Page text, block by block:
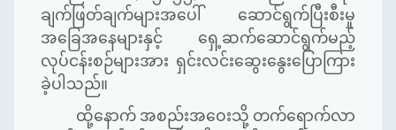
ချက်ဖြတ်ချက်များအပေါ် ဆောင်ရွက်ပြီးစီးမှု
အခြေအနေများနှင့် ရှေ့ဆက်ဆောင်ရွက်မည့်
လုပ်ငန်းစဉ်များအား ရှင်းလင်းဆွေးနွေးပြောကြား
ခဲ့ပါသည်။
ထို့နောက် အစည်းအဝေးသို့ တက်ရောက်လာ